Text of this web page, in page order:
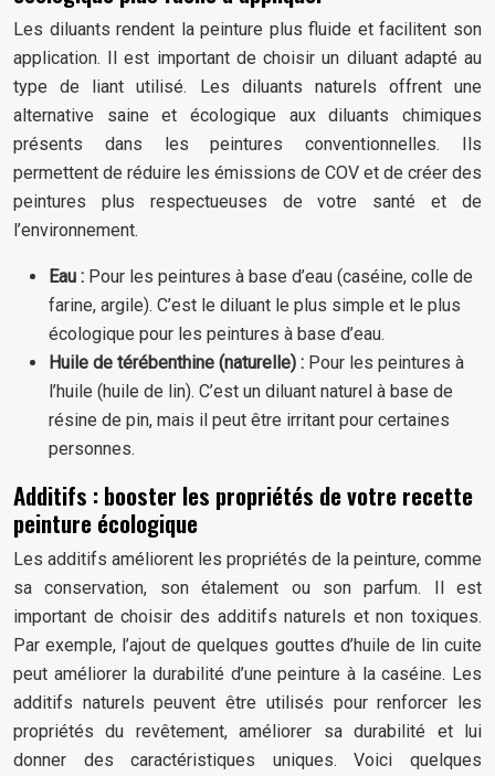
Les diluants rendent la peinture plus fluide et facilitent son
application. Il est important de choisir un diluant adapté au
type de liant utilisé. Les diluants naturels offrent une
alternative saine et écologique aux diluants chimiques
présents dans les peintures conventionnelles. Ils
permettent de réduire les émissions de COV et de créer des
peintures plus respectueuses de votre santé et de
l’environnement.
Eau : Pour les peintures à base d’eau (caséine, colle de
farine, argile). C’est le diluant le plus simple et le plus
écologique pour les peintures à base d’eau.
Huile de térébenthine (naturelle) : Pour les peintures à
l’huile (huile de lin). C’est un diluant naturel à base de
résine de pin, mais il peut être irritant pour certaines
personnes.
Additifs : booster les propriétés de votre recette
peinture écologique
Les additifs améliorent les propriétés de la peinture, comme
sa conservation, son étalement ou son parfum. Il est
important de choisir des additifs naturels et non toxiques.
Par exemple, l’ajout de quelques gouttes d’huile de lin cuite
peut améliorer la durabilité d’une peinture à la caséine. Les
additifs naturels peuvent être utilisés pour renforcer les
propriétés du revêtement, améliorer sa durabilité et lui
donner des caractéristiques uniques. Voici quelques